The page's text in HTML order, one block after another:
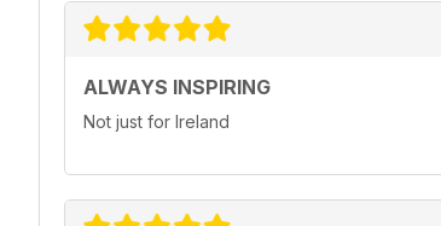
ALWAYS INSPIRING
Not just for Ireland